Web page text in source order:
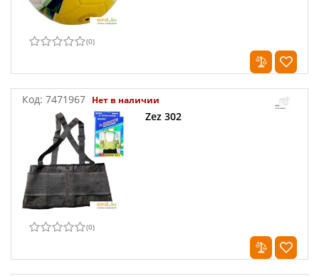
(0)
Код: 7471967 Нет в наличии
Zez 302
(0)